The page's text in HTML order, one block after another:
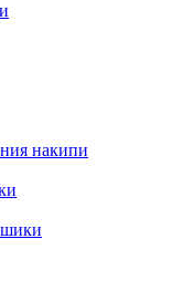
накипи